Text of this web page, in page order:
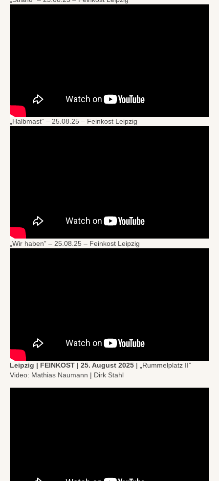
„Halbmast” – 25.08.25 – Feinkost Leipzig
„Wir haben” – 25.08.25 – Feinkost Leipzig
Leipzig | FEINKOST | 25. August 2025 | „Rummelplatz II”
Video: Mathias Naumann | Dirk Stahl